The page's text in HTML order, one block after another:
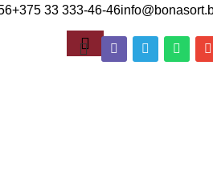
+375 33 333-46-46